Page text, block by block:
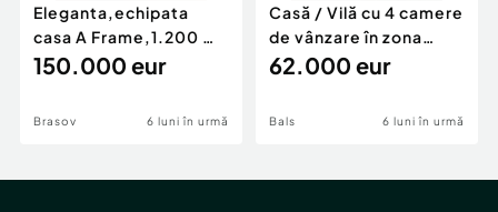
Eleganta,echipata
casa A Frame,1.200 mp
teren,deschidere Pia
150.000 eur
Brasov 6 luni în urmă
Casă / Vilă cu 4 camere
de vânzare în zona
Periferie
62.000 eur
Bals 6 luni în urmă